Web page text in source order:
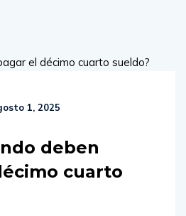
1, 2025
deben
cuarto